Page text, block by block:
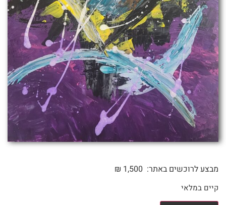
מבצע לרוכשים באתר: ₪ 1,500
קיים במלאי